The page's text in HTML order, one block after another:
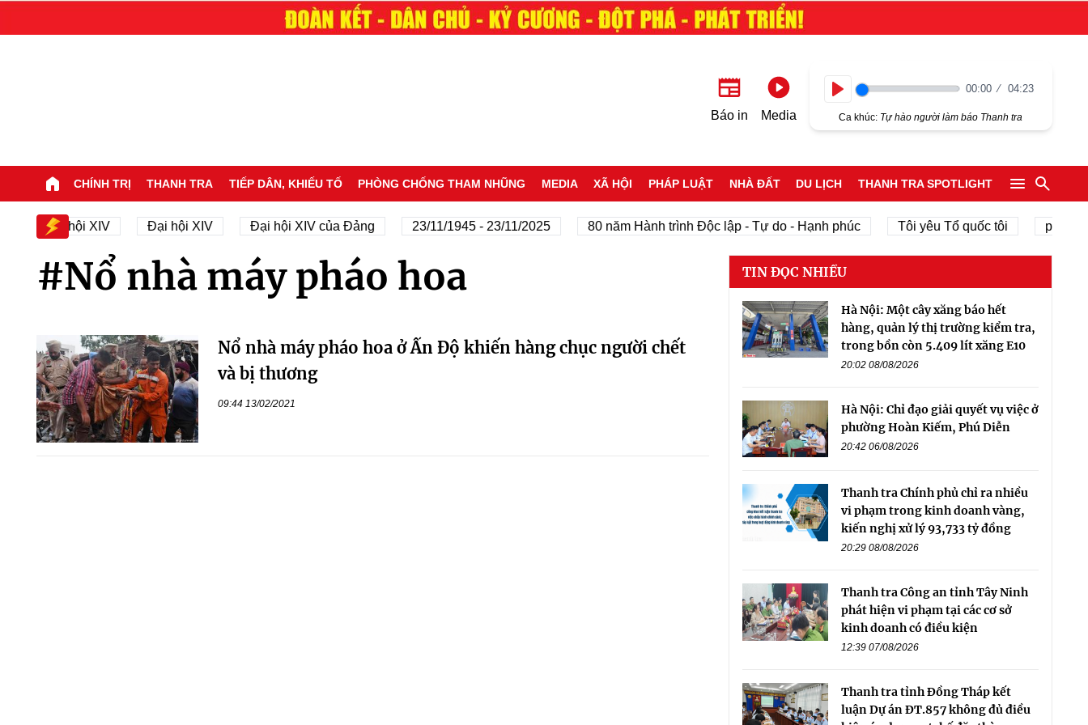
Báo in Media
00:00 04:23
Ca khúc: Tự hào người làm báo Thanh tra
CHÍNH TRỊ THANH TRA TIẾP DÂN, KHIẾU TỐ PHÒNG CHỐNG THAM NHŨNG MEDIA XÃ HỘI PHÁP LUẬT NHÀ ĐẤT DU LỊCH THANH TRA SPOTLIGHT
sự Đại hội XIV Đại hội XIV Đại hội XIV của Đảng 23/11/1945 - 23/11/2025 80 năm Hành trình Độc lập - Tự do - Hạnh phúc Tôi yêu Tổ quốc tôi phát
#Nổ nhà máy pháo hoa
Nổ nhà máy pháo hoa ở Ấn Độ khiến hàng chục người chết
và bị thương
09:44 13/02/2021
TIN ĐỌC NHIỀU
Hà Nội: Một cây xăng báo hết
hàng, quản lý thị trường kiểm tra,
trong bồn còn 5.409 lít xăng E10
20:02 08/08/2026
Hà Nội: Chỉ đạo giải quyết vụ việc ở
phường Hoàn Kiếm, Phú Diễn
20:42 06/08/2026
Thanh tra Chính phủ chỉ ra nhiều
vi phạm trong kinh doanh vàng,
kiến nghị xử lý 93,733 tỷ đồng
20:29 08/08/2026
Thanh tra Công an tỉnh Tây Ninh
phát hiện vi phạm tại các cơ sở
kinh doanh có điều kiện
12:39 07/08/2026
Thanh tra tỉnh Đồng Tháp kết
luận Dự án ĐT.857 không đủ điều